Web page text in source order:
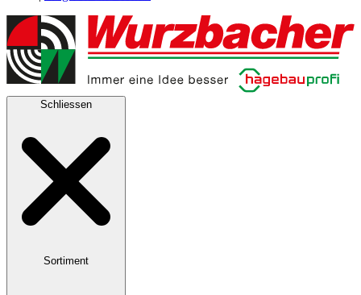
Schliessen
Sortiment